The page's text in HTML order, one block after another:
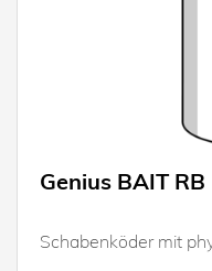
Genius BAIT RB
Schabenköder mit